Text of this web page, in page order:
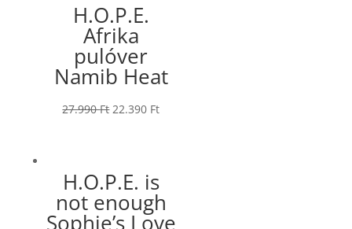
H.O.P.E.
Afrika
pulóver
Namib Heat
27.990Ft 22.390 Ft
H.O.P.E. is
not enough
Sophie’s Love